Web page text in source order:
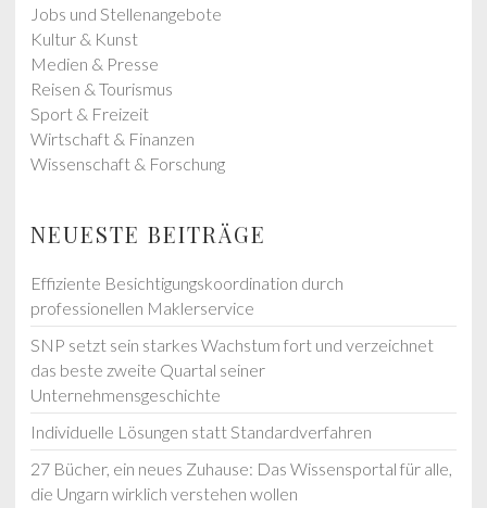
Jobs und Stellenangebote
Kultur & Kunst
Medien & Presse
Reisen & Tourismus
Sport & Freizeit
Wirtschaft & Finanzen
Wissenschaft & Forschung
NEUESTE BEITRÄGE
Effiziente Besichtigungskoordination durch
professionellen Maklerservice
SNP setzt sein starkes Wachstum fort und verzeichnet
das beste zweite Quartal seiner
Unternehmensgeschichte
Individuelle Lösungen statt Standardverfahren
27 Bücher, ein neues Zuhause: Das Wissensportal für alle,
die Ungarn wirklich verstehen wollen